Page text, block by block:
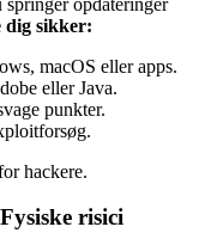
dig sikker:
macOS eller apps.
eller Java.
punkter.
hackere.
risici